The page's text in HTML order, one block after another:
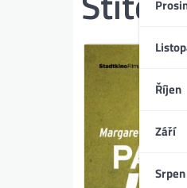
Říjen
Září
Srpen